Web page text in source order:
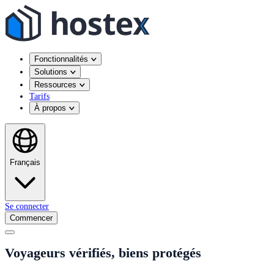
Fonctionnalités
Solutions
Ressources
Tarifs
À propos
Français
Se connecter
Commencer
Voyageurs vérifiés, biens protégés